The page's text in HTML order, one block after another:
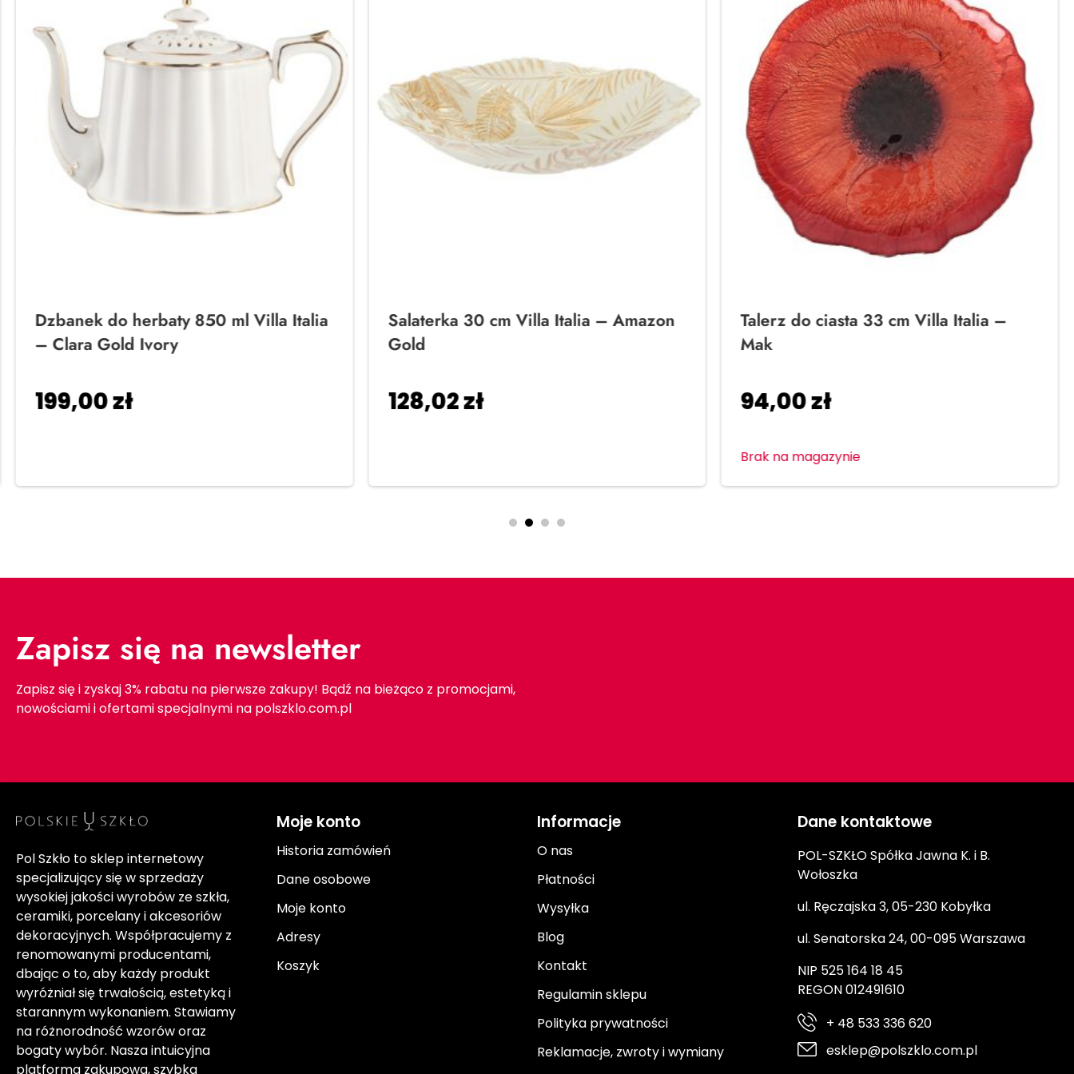
Dzbanek do herbaty 850 ml Villa Italia
– Clara Gold Ivory
199,00zł
Salaterka 30 cm Villa Italia – Amazon
Gold
128,02zł
Talerz do ciasta 33 cm Villa Italia –
Mak
94,00zł
Brak na magazynie
Zapisz się na newsletter
Zapisz się i zyskaj 3% rabatu na pierwsze zakupy! Bądź na bieżąco z promocjami,
nowościami i ofertami specjalnymi na polszklo.com.pl
Pol Szkło to sklep internetowy
specjalizujący się w sprzedaży
wysokiej jakości wyrobów ze szkła,
ceramiki, porcelany i akcesoriów
dekoracyjnych. Współpracujemy z
renomowanymi producentami,
dbając o to, aby każdy produkt
wyróżniał się trwałością, estetyką i
starannym wykonaniem. Stawiamy
na różnorodność wzorów oraz
bogaty wybór. Nasza intuicyjna
platforma zakupowa, szybka
Moje konto
Historia zamówień
Dane osobowe
Moje konto
Adresy
Koszyk
Informacje
O nas
Płatności
Wysyłka
Blog
Kontakt
Regulamin sklepu
Polityka prywatności
Reklamacje, zwroty i wymiany
Dane kontaktowe
POL-SZKŁO Spółka Jawna K. i B.
Wołoszka
ul. Ręczajska 3, 05-230 Kobyłka
ul. Senatorska 24, 00-095 Warszawa
NIP 525 164 18 45
REGON 012491610
+ 48 533 336 620
esklep@polszklo.com.pl